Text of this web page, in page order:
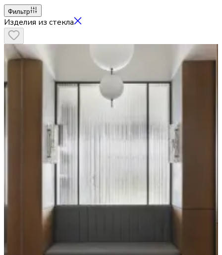
Фильтр
Изделия из стекла